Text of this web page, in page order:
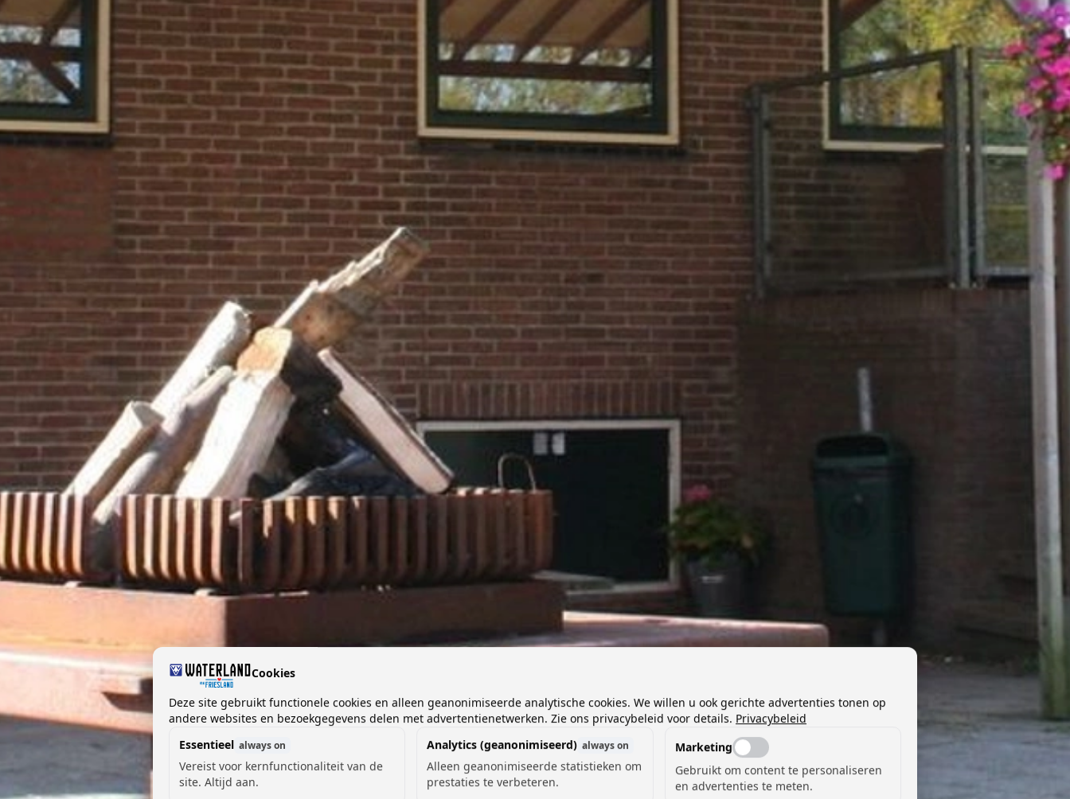
Cookies
Deze site gebruikt functionele cookies en alleen geanonimiseerde analytische cookies. We willen u ook gerichte advertenties tonen op
andere websites en bezoekgegevens delen met advertentienetwerken. Zie ons privacybeleid voor details. Privacybeleid
Essentieel always on
Vereist voor kernfunctionaliteit van de
site. Altijd aan.
Analytics (geanonimiseerd) always on
Alleen geanonimiseerde statistieken om
prestaties te verbeteren.
Marketing
Gebruikt om content te personaliseren
en advertenties te meten.